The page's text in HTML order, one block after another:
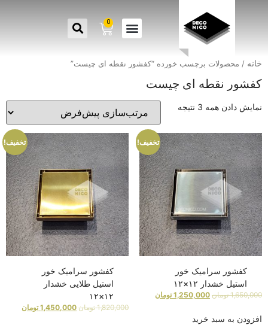
0
خانه / محصولات برچسب خورده “کفشور نقطه ای چیست”
کفشور نقطه ای چیست
نمایش دادن همه 3 نتیجه
تخفیف!
کفشور سرامیک خور
استیل خشدار ۱۲×۱۲
1,650,000 تومان 1,250,000 تومان
افزودن به سبد خرید
تخفیف!
کفشور سرامیک خور
استیل طلایی خشدار
۱۲×۱۲
1,820,000 تومان 1,450,000 تومان